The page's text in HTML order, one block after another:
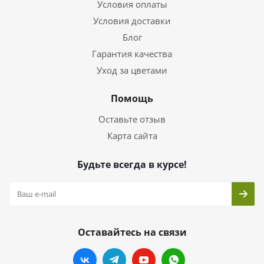
Условия оплаты
Условия доставки
Блог
Гарантия качества
Уход за цветами
Помощь
Оставьте отзыв
Карта сайта
Будьте всегда в курсе!
Оставайтесь на связи